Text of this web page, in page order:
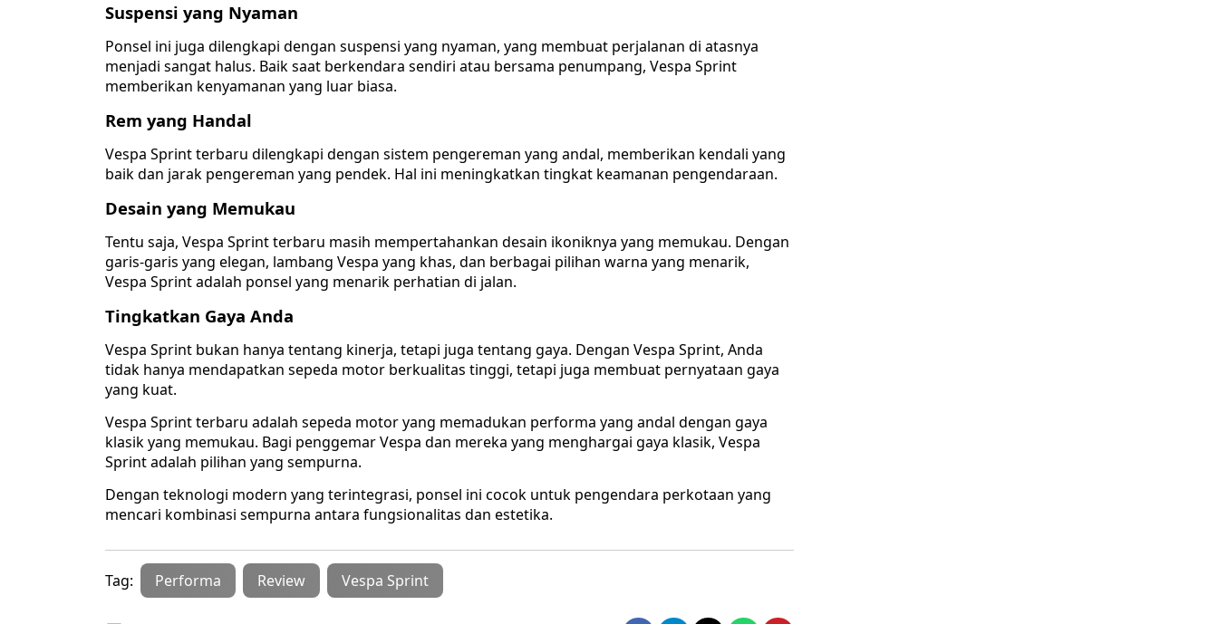
Suspensi yang Nyaman
Ponsel ini juga dilengkapi dengan suspensi yang nyaman, yang membuat perjalanan di atasnya
menjadi sangat halus. Baik saat berkendara sendiri atau bersama penumpang, Vespa Sprint
memberikan kenyamanan yang luar biasa.
Rem yang Handal
Vespa Sprint terbaru dilengkapi dengan sistem pengereman yang andal, memberikan kendali yang
baik dan jarak pengereman yang pendek. Hal ini meningkatkan tingkat keamanan pengendaraan.
Desain yang Memukau
Tentu saja, Vespa Sprint terbaru masih mempertahankan desain ikoniknya yang memukau. Dengan
garis-garis yang elegan, lambang Vespa yang khas, dan berbagai pilihan warna yang menarik,
Vespa Sprint adalah ponsel yang menarik perhatian di jalan.
Tingkatkan Gaya Anda
Vespa Sprint bukan hanya tentang kinerja, tetapi juga tentang gaya. Dengan Vespa Sprint, Anda
tidak hanya mendapatkan sepeda motor berkualitas tinggi, tetapi juga membuat pernyataan gaya
yang kuat.
Vespa Sprint terbaru adalah sepeda motor yang memadukan performa yang andal dengan gaya
klasik yang memukau. Bagi penggemar Vespa dan mereka yang menghargai gaya klasik, Vespa
Sprint adalah pilihan yang sempurna.
Dengan teknologi modern yang terintegrasi, ponsel ini cocok untuk pengendara perkotaan yang
mencari kombinasi sempurna antara fungsionalitas dan estetika.
Tag: Performa Review Vespa Sprint